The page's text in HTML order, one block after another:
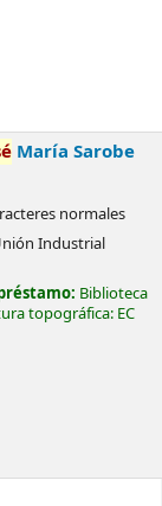
María Sarobe
normales
Industrial
Biblioteca
topográfica: EC